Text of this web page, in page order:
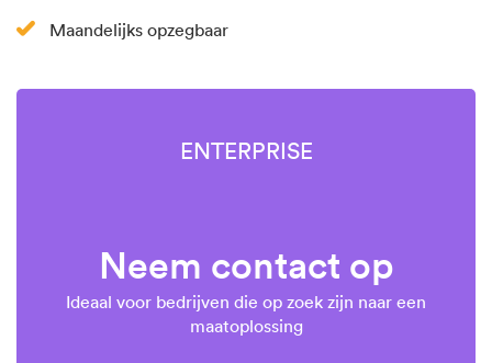
Maandelijks opzegbaar
ENTERPRISE
Neem contact op
Ideaal voor bedrijven die op zoek zijn naar een
maatoplossing